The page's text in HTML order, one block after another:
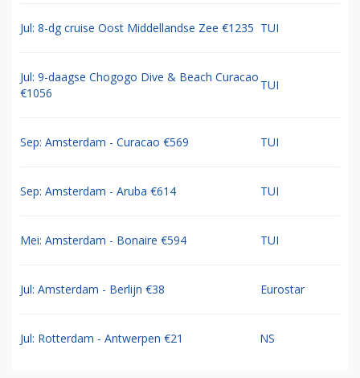
Jul: 8-dg cruise Oost Middellandse Zee €1235 TUI
Jul: 9-daagse Chogogo Dive & Beach Curacao
€1056
TUI
Sep: Amsterdam - Curacao €569 TUI
Sep: Amsterdam - Aruba €614 TUI
Mei: Amsterdam - Bonaire €594 TUI
Jul: Amsterdam - Berlijn €38 Eurostar
Jul: Rotterdam - Antwerpen €21 NS